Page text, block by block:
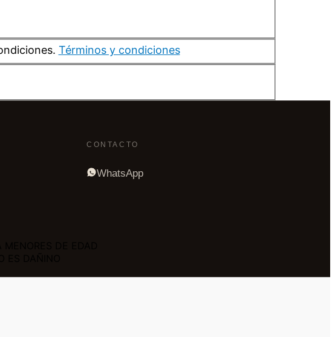
Términos y condiciones
CONTACTO
WhatsApp